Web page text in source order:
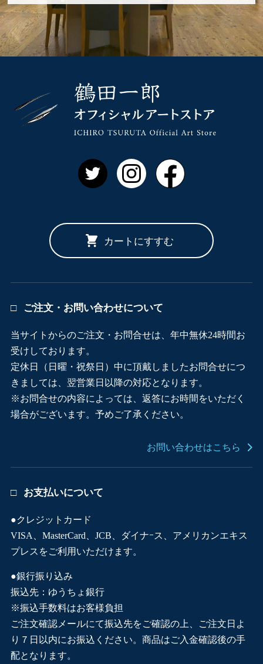
Twitter Instagram
カートにすすむ
ご注文・お問い合わせについて
当サイトからのご注文・お問合せは、年中無休24時間お
受けしております。
定休日（日曜・祝祭日）中に頂戴しましたお問合せにつ
きましては、翌営業日以降の対応となります。
※お問合せの内容によっては、返答にお時間をいただく
場合がございます。予めご了承ください。
お問い合わせはこちら
お支払いについて
●クレジットカード
VISA、MasterCard、JCB、ダイナｰス、アメリカンエキス
プレスをご利用いただけます。
●銀行振り込み
振込先：ゆうちょ銀行
※振込手数料はお客様負担
ご注文確認メールにて振込先をご確認の上、ご注文日よ
り７日以内にお振込ください。商品はご入金確認後の手
配となります。